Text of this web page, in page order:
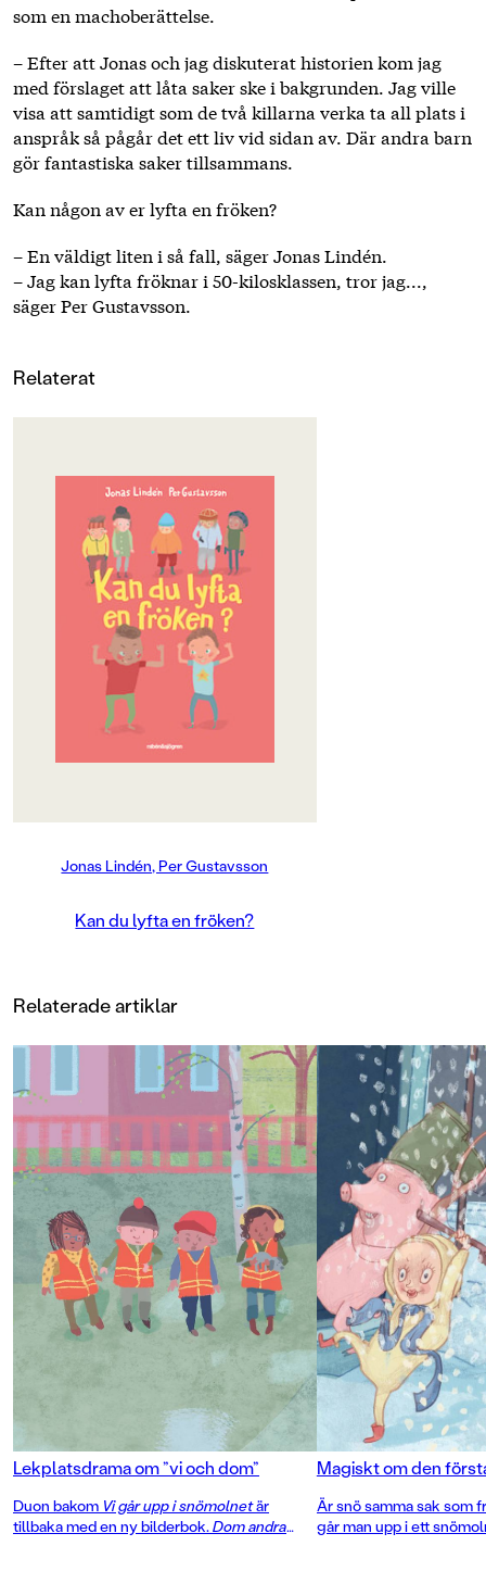
som en machoberättelse.
– Efter att Jonas och jag diskuterat historien kom jag
med förslaget att låta saker ske i bakgrunden. Jag ville
visa att samtidigt som de två killarna verka ta all plats i
anspråk så pågår det ett liv vid sidan av. Där andra barn
gör fantastiska saker tillsammans.
Kan någon av er lyfta en fröken?
– En väldigt liten i så fall, säger Jonas Lindén.
– Jag kan lyfta fröknar i 50-kilosklassen, tror jag...,
säger Per Gustavsson.
Relaterat
OM BOKEN
Kim är starkast i 1B. Kanske starkast
på hela lågstadiet? Han kan lyfta
nästan allting, till exempel en
fröken, eller en skolbänk, fast Lill-
Jensa sitter ovanpå!
- Wow, säger alla. Kolla på Kim!
Men en dag börjar Adnan i klassen.
Han kan lyfta en skolbänk hur lätt
som helst, fast Lill-Jensa OCH
Malou sitter på! Han kan till och
med lyfta en rektor. Nu börjar en
styrkemätning som snabbt urartar,
Jonas Lindén, Per Gustavsson
Kan du lyfta en fröken?
Relaterade artiklar
Lekplatsdrama om ”vi och dom”
Duon bakom Vi går upp i snömolnetär
tillbaka med en ny bilderbok.Dom andra
Magiskt om den
Är snö samma sak som
går man upp i ett